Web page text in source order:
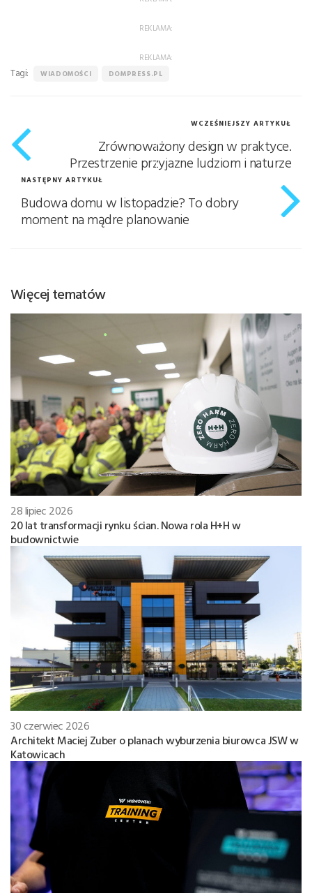
REKLAMA:
REKLAMA:
Tagi: WIADOMOŚCI DOMPRESS.PL
WCZEŚNIEJSZY ARTYKUŁ
Zrównoważony design w praktyce.
Przestrzenie przyjazne ludziom i naturze
NASTĘPNY ARTYKUŁ
Budowa domu w listopadzie? To dobry
moment na mądre planowanie
Więcej tematów
28 lipiec 2026
20 lat transformacji rynku ścian. Nowa rola H+H w
budownictwie
30 czerwiec 2026
Architekt Maciej Zuber o planach wyburzenia biurowca JSW w
Katowicach